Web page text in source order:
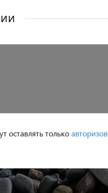
оставлять только